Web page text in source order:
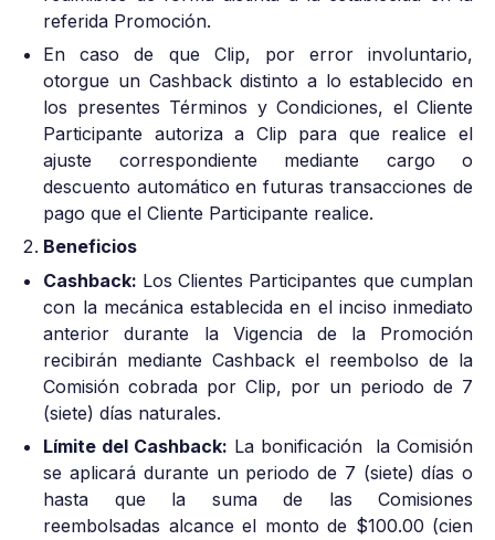
referida Promoción.
En caso de que Clip, por error involuntario,
otorgue un Cashback distinto a lo establecido en
los presentes Términos y Condiciones, el Cliente
Participante autoriza a Clip para que realice el
ajuste correspondiente mediante cargo o
descuento automático en futuras transacciones de
pago que el Cliente Participante realice.
Beneficios
Cashback: Los Clientes Participantes que cumplan
con la mecánica establecida en el inciso inmediato
anterior durante la Vigencia de la Promoción
recibirán mediante Cashback el reembolso de la
Comisión cobrada por Clip, por un periodo de 7
(siete) días naturales.
Límite del Cashback: La bonificación la Comisión
se aplicará durante un periodo de 7 (siete) días o
hasta que la suma de las Comisiones
reembolsadas alcance el monto de $100.00 (cien